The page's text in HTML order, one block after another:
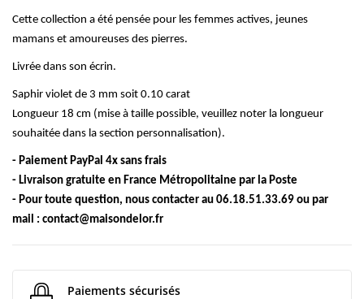
Cette collection a été pensée pour les femmes actives, jeunes
mamans et amoureuses des pierres.
Livrée dans son écrin.
Saphir violet de 3 mm soit 0.10 carat
Longueur 18 cm (mise à taille possible, veuillez noter la longueur
souhaitée dans la section personnalisation).
- Paiement PayPal 4x sans frais
- Livraison gratuite en France Métropolitaine par la Poste
- Pour toute question, nous contacter au 06.18.51.33.69 ou par
mail : contact@maisondelor.fr
Paiements sécurisés